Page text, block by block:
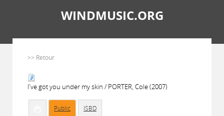
WINDMUSIC.ORG
>> Retour
I've got you under my skin / PORTER, Cole (2007)
Public ISBD